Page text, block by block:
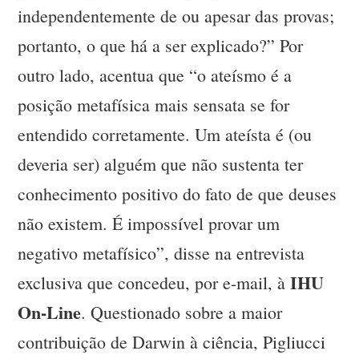
independentemente de ou apesar das provas;
portanto, o que há a ser explicado?” Por
outro lado, acentua que “o ateísmo é a
posição metafísica mais sensata se for
entendido corretamente. Um ateísta é (ou
deveria ser) alguém que não sustenta ter
conhecimento positivo do fato de que deuses
não existem. É impossível provar um
negativo metafísico”, disse na entrevista
exclusiva que concedeu, por e-mail, àIHU
On-Line. Questionado sobre a maior
contribuição de Darwin à ciência, Pigliucci